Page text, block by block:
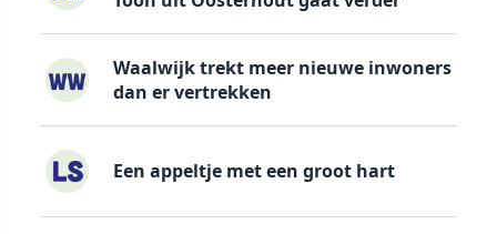
Waalwijk trekt meer nieuwe inwoners
dan er vertrekken
Een appeltje met een groot hart